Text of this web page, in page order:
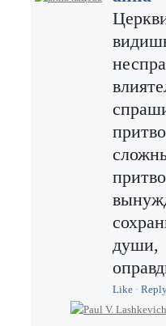
Like ·